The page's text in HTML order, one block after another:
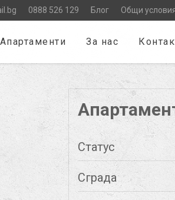
0888 526 129 Блог Общи
Апартаменти За нас
Статус
Сграда